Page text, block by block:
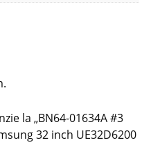
la „BN64-01634A #3
32 inch UE32D6200